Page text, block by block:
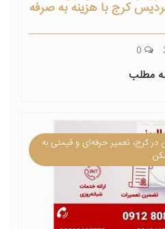
کرج با هزینه به صرفه
مطلب
کرج، تعمیر حرفه‌ای و قیمتی به